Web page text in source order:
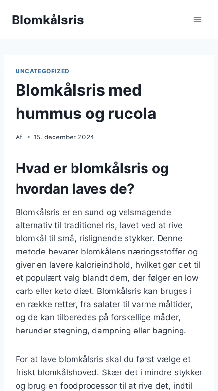
Blomkålsris
UNCATEGORIZED
Blomkålsris med
hummus og rucola
Af 15. december 2024
Hvad er blomkålsris og
hvordan laves de?
Blomkålsris er en sund og velsmagende
alternativ til traditionel ris, lavet ved at rive
blomkål til små, rislignende stykker. Denne
metode bevarer blomkålens næringsstoffer og
giver en lavere kalorieindhold, hvilket gør det til
et populært valg blandt dem, der følger en low
carb eller keto diæt. Blomkålsris kan bruges i
en række retter, fra salater til varme måltider,
og de kan tilberedes på forskellige måder,
herunder stegning, dampning eller bagning.
For at lave blomkålsris skal du først vælge et
friskt blomkålshoved. Skær det i mindre stykker
og brug en foodprocessor til at rive det, indtil